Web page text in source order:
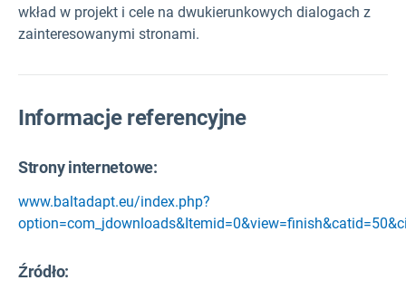
wkład w projekt i cele na dwukierunkowych dialogach z
zainteresowanymi stronami.
Informacje referencyjne
Strony internetowe:
www.baltadapt.eu/index.php?
Źródło: